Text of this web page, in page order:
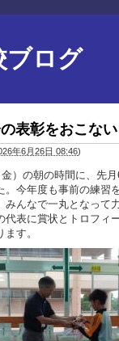
ブログ
表彰をおこな
年6月26日 08:46)
）の朝の時間に、先
。今年度も事前の練習
みんなで一丸となって
代表に賞状とトロフィ
ます。